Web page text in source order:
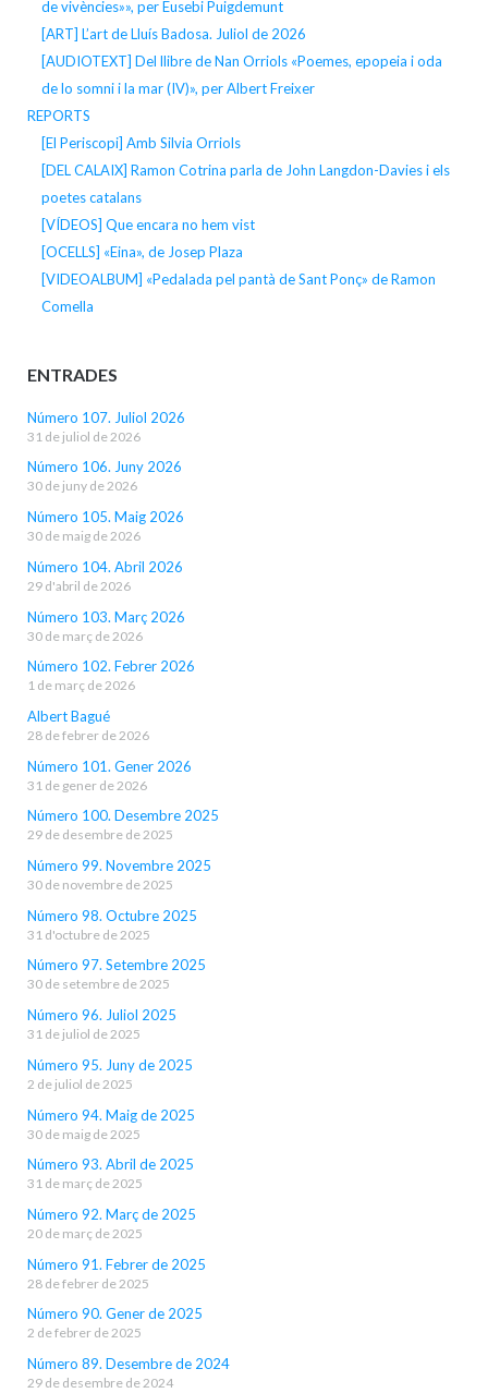
de vivències»», per Eusebi Puigdemunt
[ART] L’art de Lluís Badosa. Juliol de 2026
[AUDIOTEXT] Del llibre de Nan Orriols «Poemes, epopeia i oda
de lo somni i la mar (IV)», per Albert Freixer
REPORTS
[El Periscopi] Amb Silvia Orriols
[DEL CALAIX] Ramon Cotrina parla de John Langdon-Davies i els
poetes catalans
[VÍDEOS] Que encara no hem vist
[OCELLS] «Eina», de Josep Plaza
[VIDEOALBUM] «Pedalada pel pantà de Sant Ponç» de Ramon
Comella
ENTRADES
Número 107. Juliol 2026
31 de juliol de 2026
Número 106. Juny 2026
30 de juny de 2026
Número 105. Maig 2026
30 de maig de 2026
Número 104. Abril 2026
29 d'abril de 2026
Número 103. Març 2026
30 de març de 2026
Número 102. Febrer 2026
1 de març de 2026
Albert Bagué
28 de febrer de 2026
Número 101. Gener 2026
31 de gener de 2026
Número 100. Desembre 2025
29 de desembre de 2025
Número 99. Novembre 2025
30 de novembre de 2025
Número 98. Octubre 2025
31 d'octubre de 2025
Número 97. Setembre 2025
30 de setembre de 2025
Número 96. Juliol 2025
31 de juliol de 2025
Número 95. Juny de 2025
2 de juliol de 2025
Número 94. Maig de 2025
30 de maig de 2025
Número 93. Abril de 2025
31 de març de 2025
Número 92. Març de 2025
20 de març de 2025
Número 91. Febrer de 2025
28 de febrer de 2025
Número 90. Gener de 2025
2 de febrer de 2025
Número 89. Desembre de 2024
29 de desembre de 2024